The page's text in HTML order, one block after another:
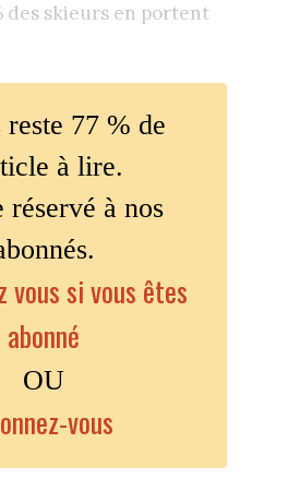
des skieurs en portent
77 % de
à lire.
à nos
vous si vous êtes
abonné
OU
vous